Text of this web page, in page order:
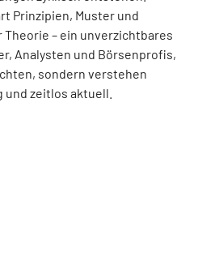
Prinzipien, Muster und
– ein unverzichtbares
Analysten und Börsenprofis,
sondern verstehen
zeitlos aktuell.